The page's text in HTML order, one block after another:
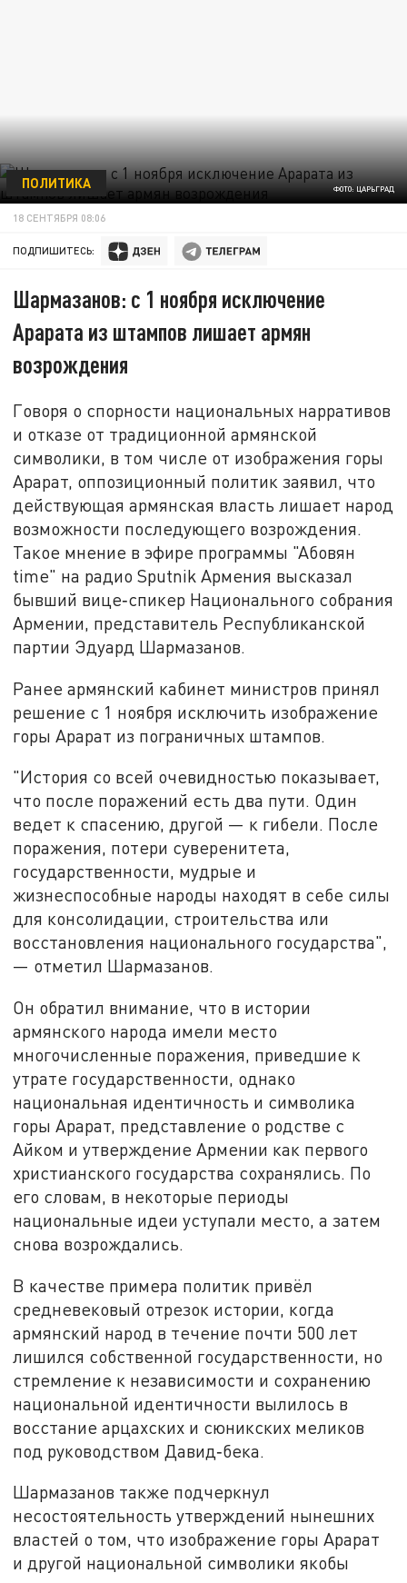
ФОТО: ЦАРЬГРАД
ПОЛИТИКА
18 СЕНТЯБРЯ 08:06
ПОДПИШИТЕСЬ:
Шармазанов: с 1 ноября исключение
Арарата из штампов лишает армян
возрождения
Говоря о спорности национальных нарративов
и отказе от традиционной армянской
символики, в том числе от изображения горы
Арарат, оппозиционный политик заявил, что
действующая армянская власть лишает народ
возможности последующего возрождения.
Такое мнение в эфире программы "Абовян
time" на радио Sputnik Армения высказал
бывший вице‑спикер Национального собрания
Армении, представитель Республиканской
партии Эдуард Шармазанов.
Ранее армянский кабинет министров принял
решение с 1 ноября исключить изображение
горы Арарат из пограничных штампов.
"История со всей очевидностью показывает,
что после поражений есть два пути. Один
ведет к спасению, другой — к гибели. После
поражения, потери суверенитета,
государственности, мудрые и
жизнеспособные народы находят в себе силы
для консолидации, строительства или
восстановления национального государства",
— отметил Шармазанов.
Он обратил внимание, что в истории
армянского народа имели место
многочисленные поражения, приведшие к
утрате государственности, однако
национальная идентичность и символика
горы Арарат, представление о родстве с
Айком и утверждение Армении как первого
христианского государства сохранялись. По
его словам, в некоторые периоды
национальные идеи уступали место, а затем
снова возрождались.
В качестве примера политик привёл
средневековый отрезок истории, когда
армянский народ в течение почти 500 лет
лишился собственной государственности, но
стремление к независимости и сохранению
национальной идентичности вылилось в
восстание арцахских и сюникских меликов
под руководством Давид‑бека.
Шармазанов также подчеркнул
несостоятельность утверждений нынешних
властей о том, что изображение горы Арарат
и другой национальной символики якобы